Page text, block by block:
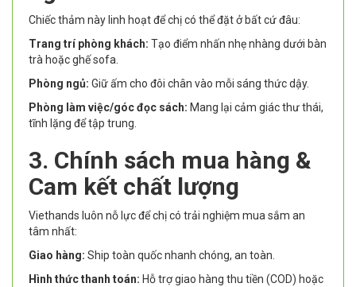
Chiếc thảm này linh hoạt để chị có thể đặt ở bất cứ đâu:
Trang trí phòng khách: Tạo điểm nhấn nhẹ nhàng dưới bàn
trà hoặc ghế sofa.
Phòng ngủ: Giữ ấm cho đôi chân vào mỗi sáng thức dậy.
Phòng làm việc/góc đọc sách: Mang lại cảm giác thư thái,
tĩnh lặng để tập trung.
3. Chính sách mua hàng &
Cam kết chất lượng
Viethands luôn nỗ lực để chị có trải nghiệm mua sắm an
tâm nhất:
Giao hàng: Ship toàn quốc nhanh chóng, an toàn.
Hình thức thanh toán: Hỗ trợ giao hàng thu tiền (COD) hoặc